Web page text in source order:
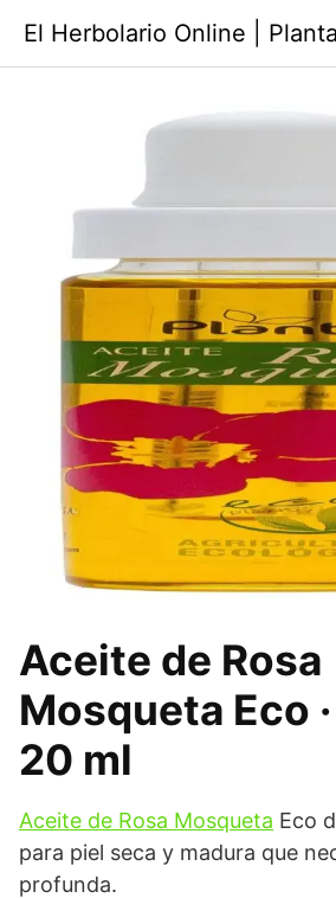
contenido
El Herbolario Online |
Aceite de Rosa
Mosqueta Eco
20 ml
Aceite de Rosa Mosqueta Eco
para piel seca y madura que
profunda.